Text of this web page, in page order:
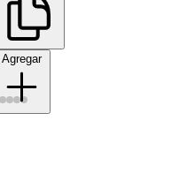
Agregar